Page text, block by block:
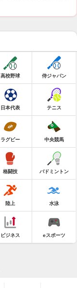
高校野球 侍ジャパン
日本代表 テニス
ラグビー 中央競馬
格闘技 バドミントン
陸上 水泳
ビジネス eスポーツ